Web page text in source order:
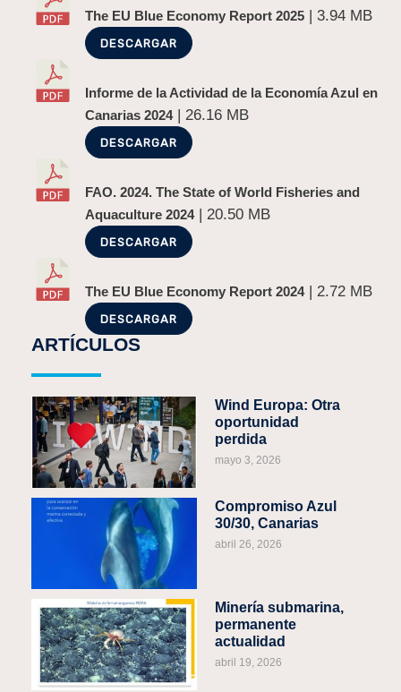
The EU Blue Economy Report 2025 | 3.94 MB
DESCARGAR
Informe de la Actividad de la Economía Azul en
Canarias 2024| 26.16 MB
DESCARGAR
FAO. 2024. The State of World Fisheries and
Aquaculture 2024| 20.50 MB
DESCARGAR
The EU Blue Economy Report 2024| 2.72 MB
DESCARGAR
ARTÍCULOS
Wind Europa: Otra
oportunidad
perdida
mayo 3, 2026
Compromiso Azul
30/30, Canarias
abril 26, 2026
Minería submarina,
permanente
actualidad
abril 19, 2026